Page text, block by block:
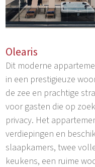
Olearis
Dit moderne
in een prestigieuze
de zee en prachtige
voor gasten die op
privacy. Het
verdiepingen en
slaapkamers, twee
keukens, een ruime